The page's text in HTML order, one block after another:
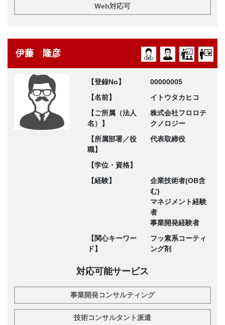
Web対応可
伊藤 隆彦
【登録No】
00000005
【名前】
イトウタカヒコ
【ご所属（法人
名）】
株式会社フロロテ
クノロジー
【所属部署／役
職】
代表取締役
【学位・資格】
【経験】
企業技術者(OB含
む)
マネジメント経験
者
事業開発経験者
【関心キーワー
ド】
フッ素系コーティ
ング剤
対応可能サービス
事業開発コンサルティング
技術コンサルタント派遣